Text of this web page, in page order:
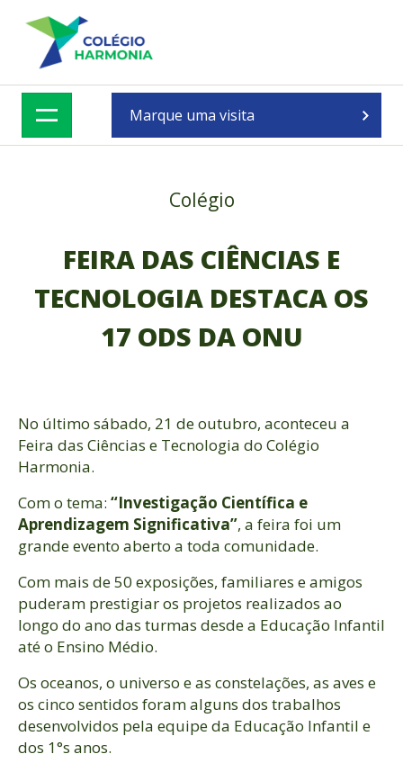
content
Marque uma visita
Colégio
FEIRA DAS CIÊNCIAS E
TECNOLOGIA DESTACA OS
17 ODS DA ONU
No último sábado, 21 de outubro, aconteceu a
Feira das Ciências e Tecnologia do Colégio
Harmonia.
Com o tema: “Investigação Científica e
Aprendizagem Significativa”, a feira foi um
grande evento aberto a toda comunidade.
Com mais de 50 exposições, familiares e amigos
puderam prestigiar os projetos realizados ao
longo do ano das turmas desde a Educação Infantil
até o Ensino Médio.
Os oceanos, o universo e as constelações, as aves e
os cinco sentidos foram alguns dos trabalhos
desenvolvidos pela equipe da Educação Infantil e
dos 1°s anos.